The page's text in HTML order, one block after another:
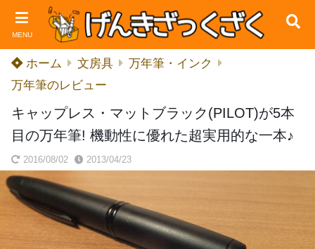
MENU
ホーム 文房具
万年筆・インク
万年筆のレビュー
キャップレス・マットブラック(PILOT)が5本
目の万年筆! 機動性に優れた超実用的な一本♪
2016/08/02 2013/04/23